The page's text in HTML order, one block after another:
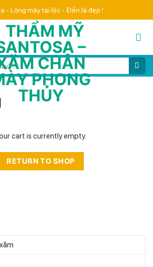
- Lông mày tài lộc - Đến là đẹp !
cart is currently empty.
RETURN TO SHOP